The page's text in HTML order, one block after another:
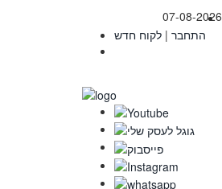
07-08-2026
התחבר | לקוח חדש